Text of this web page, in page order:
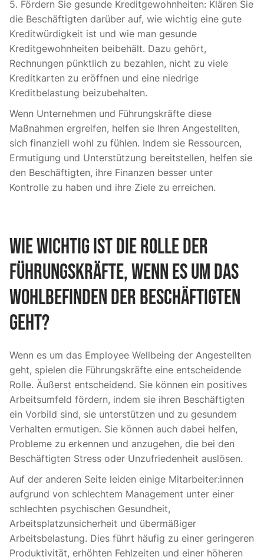
5. Fördern Sie gesunde Kreditgewohnheiten: Klären Sie
die Beschäftigten darüber auf, wie wichtig eine gute
Kreditwürdigkeit ist und wie man gesunde
Kreditgewohnheiten beibehält. Dazu gehört,
Rechnungen pünktlich zu bezahlen, nicht zu viele
Kreditkarten zu eröffnen und eine niedrige
Kreditbelastung beizubehalten.
Wenn Unternehmen und Führungskräfte diese
Maßnahmen ergreifen, helfen sie Ihren Angestellten,
sich finanziell wohl zu fühlen. Indem sie Ressourcen,
Ermutigung und Unterstützung bereitstellen, helfen sie
den Beschäftigten, ihre Finanzen besser unter
Kontrolle zu haben und ihre Ziele zu erreichen.
Wie wichtig ist die Rolle der
Führungskräfte, wenn es um das
Wohlbefinden der Beschäftigten
geht?
Wenn es um das Employee Wellbeing der Angestellten
geht, spielen die Führungskräfte eine entscheidende
Rolle. Äußerst entscheidend. Sie können ein positives
Arbeitsumfeld fördern, indem sie ihren Beschäftigten
ein Vorbild sind, sie unterstützen und zu gesundem
Verhalten ermutigen. Sie können auch dabei helfen,
Probleme zu erkennen und anzugehen, die bei den
Beschäftigten Stress oder Unzufriedenheit auslösen.
Auf der anderen Seite leiden einige Mitarbeiter:innen
aufgrund von schlechtem Management unter einer
schlechten psychischen Gesundheit,
Arbeitsplatzunsicherheit und übermäßiger
Arbeitsbelastung. Dies führt häufig zu einer geringeren
Produktivität, erhöhten Fehlzeiten und einer höheren